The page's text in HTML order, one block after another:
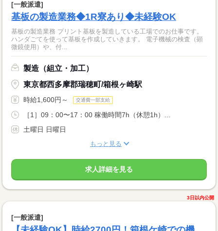
[一般派遣]
基板の製造業務◆1R寮あり◆未経験OK
基板の製造業務 プリント基板を製造している工場でのお仕事です。
ハンダごてを使って基板を作成していきます。 電子機械の検査（顕
微鏡使用）や、付...
製造（組立・加工）
東京都西多摩郡瑞穂町/箱根ヶ崎駅
時給1,600円～ 交通費一部支給
［1］09：00〜17：00 稼働時間7h（休憩1h）...
土曜日 日曜日
もっと見る
求人詳細を見る
3日以内公開
[一般派遣]